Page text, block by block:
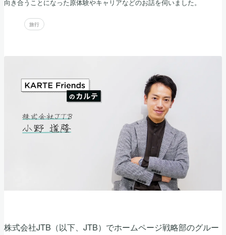
向き合うことになった原体験やキャリアなどのお話を伺いました。
旅行
株式会社JTB（以下、JTB）でホームページ戦略部のグルー